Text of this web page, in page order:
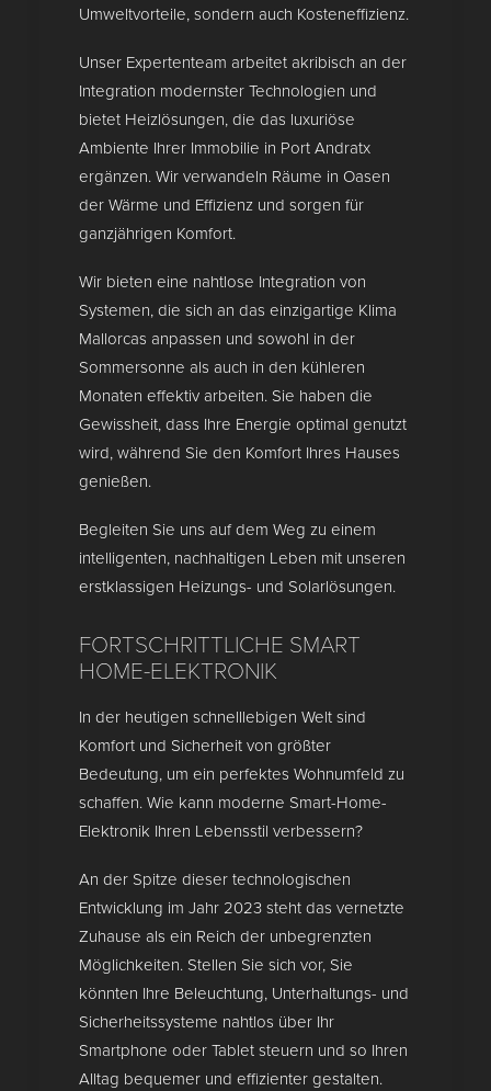
Umweltvorteile, sondern auch Kosteneffizienz.
Unser Expertenteam arbeitet akribisch an der
Integration modernster Technologien und
bietet Heizlösungen, die das luxuriöse
Ambiente Ihrer Immobilie in Port Andratx
ergänzen. Wir verwandeln Räume in Oasen
der Wärme und Effizienz und sorgen für
ganzjährigen Komfort.
Wir bieten eine nahtlose Integration von
Systemen, die sich an das einzigartige Klima
Mallorcas anpassen und sowohl in der
Sommersonne als auch in den kühleren
Monaten effektiv arbeiten. Sie haben die
Gewissheit, dass Ihre Energie optimal genutzt
wird, während Sie den Komfort Ihres Hauses
genießen.
Begleiten Sie uns auf dem Weg zu einem
intelligenten, nachhaltigen Leben mit unseren
erstklassigen Heizungs- und Solarlösungen.
FORTSCHRITTLICHE SMART
HOME-ELEKTRONIK
In der heutigen schnelllebigen Welt sind
Komfort und Sicherheit von größter
Bedeutung, um ein perfektes Wohnumfeld zu
schaffen. Wie kann moderne Smart-Home-
Elektronik Ihren Lebensstil verbessern?
An der Spitze dieser technologischen
Entwicklung im Jahr 2023 steht das vernetzte
Zuhause als ein Reich der unbegrenzten
Möglichkeiten. Stellen Sie sich vor, Sie
könnten Ihre Beleuchtung, Unterhaltungs- und
Sicherheitssysteme nahtlos über Ihr
Smartphone oder Tablet steuern und so Ihren
Alltag bequemer und effizienter gestalten.